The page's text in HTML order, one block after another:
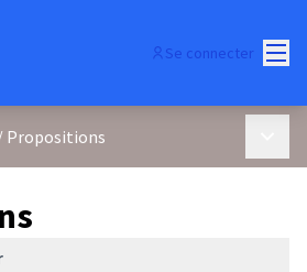
Se connecter
Propositions